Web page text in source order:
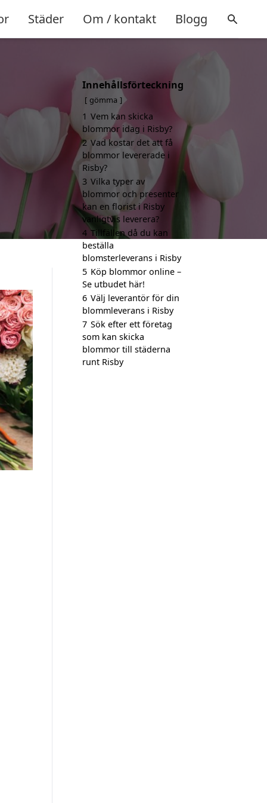
Städer Om / kontakt Blogg
Innehållsförteckning
gömma
1 Vem kan skicka
blommor idag i Risby?
2 Vad kostar det att få
blommor levererade i
Risby?
3 Vilka typer av
blommor och presenter
kan en florist i Risby
vanligtvis leverera?
4 Tillfällen då du kan
beställa
blomsterleverans i Risby
5 Köp blommor online –
Se utbudet här!
6 Välj leverantör för din
blommleverans i Risby
7 Sök efter ett företag
som kan skicka
blommor till städerna
runt Risby